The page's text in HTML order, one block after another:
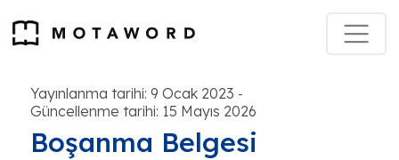
Yayınlanma tarihi: 9 Ocak 2023 -
Güncellenme tarihi: 15 Mayıs 2026
Boşanma Belgesi